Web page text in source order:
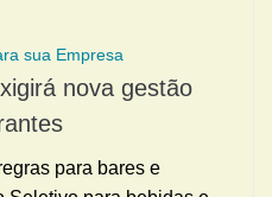
sua Empresa
nova gestão
para bares e